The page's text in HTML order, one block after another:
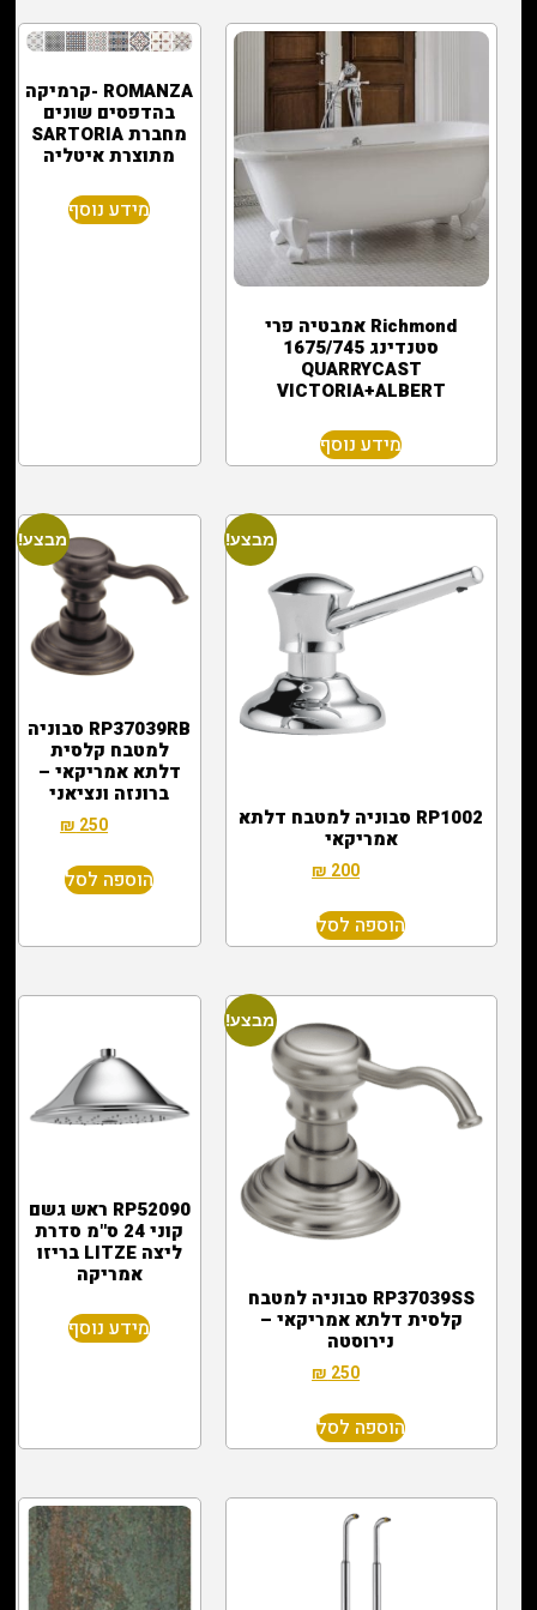
Richmond אמבטיה פרי
סטנדינג 1675/745
QUARRYCAST
VICTORIA+ALBERT
מידע נוסף
ROMANZA -קרמיקה
בהדפסים שונים
מחברת SARTORIA
מתוצרת איטליה
מידע נוסף
מבצע!
RP1002 סבוניה למטבח דלתא
אמריקאי
₪ 200
הוספה לסל
מבצע!
RP37039RB סבוניה
למטבח קלסית
דלתא אמריקאי –
ברונזה ונציאני
₪ 250
הוספה לסל
מבצע!
RP37039SS סבוניה למטבח
קלסית דלתא אמריקאי –
נירוסטה
₪ 250
הוספה לסל
RP52090 ראש גשם
קוני 24 ס"מ סדרת
ליצה LITZE בריזו
אמריקה
מידע נוסף